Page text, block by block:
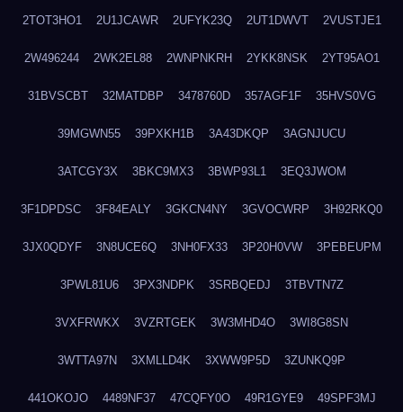
2TOT3HO1 2U1JCAWR 2UFYK23Q 2UT1DWVT 2VUSTJE1
2W496244 2WK2EL88 2WNPNKRH 2YKK8NSK 2YT95AO1
31BVSCBT 32MATDBP 3478760D 357AGF1F 35HVS0VG
39MGWN55 39PXKH1B 3A43DKQP 3AGNJUCU
3ATCGY3X 3BKC9MX3 3BWP93L1 3EQ3JWOM
3F1DPDSC 3F84EALY 3GKCN4NY 3GVOCWRP 3H92RKQ0
3JX0QDYF 3N8UCE6Q 3NH0FX33 3P20H0VW 3PEBEUPM
3PWL81U6 3PX3NDPK 3SRBQEDJ 3TBVTN7Z
3VXFRWKX 3VZRTGEK 3W3MHD4O 3WI8G8SN
3WTTA97N 3XMLLD4K 3XWW9P5D 3ZUNKQ9P
441OKOJO 4489NF37 47CQFY0O 49R1GYE9 49SPF3MJ